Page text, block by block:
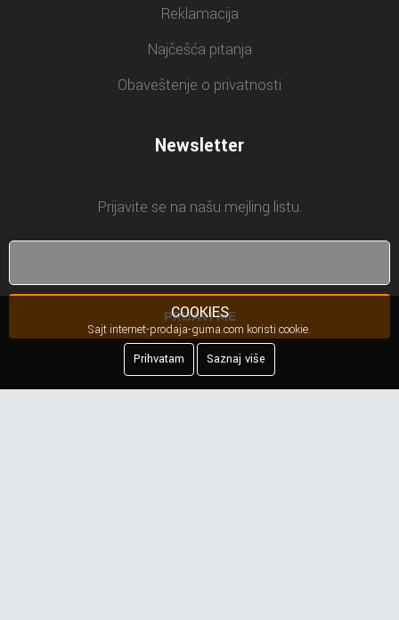
Reklamacija
Najčešća pitanja
Obaveštenje o privatnosti
Newsletter
Prijavite se na našu mejling listu.
PRIJAVI ME
COOKIES
Sajt internet-prodaja-guma.com koristi cookie.
Prihvatam
Saznaj više